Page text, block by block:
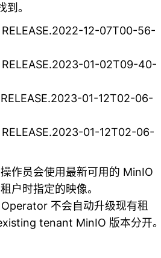
。
12-07T00-56-
01-02T09-40-
01-12T02-06-
01-12T02-06-
作员会使用最新可用的 MinIO
户时指定的映像。
不会自动升级现有租
tenant MinIO 版本分开